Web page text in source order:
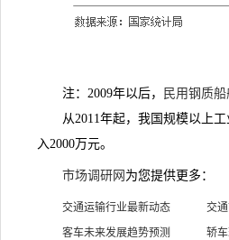
注：2009年以后， 民用钢质船
从2011年起，我国规模以上工
入2000万元。
市场调研网 为您提供更多：
交通运输行业最新动态 交
客车未来发展趋势预测
轿